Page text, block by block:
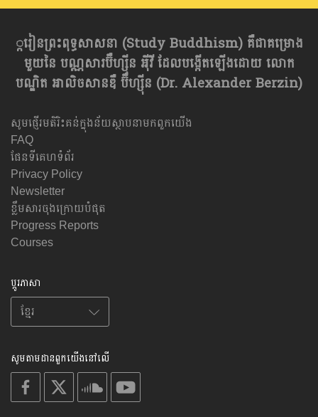
្ករៀនព្រះពុទ្ធសាសនា​ (Study Buddhism) គឺជាគម្រោង
មួយនៃ បណ្ណសារប៊ឺហ្សុីន អុីវី ដែលបង្កើតឡើងដោយ លោក
បណ្ឌិត អាលិចសានឌឺ ប៊ឺហ្សុីន (Dr. Alexander Berzin)
សូមផ្ញើរមតិរិះគន់ក្នុងន័យស្ថាបនាមកពួកយើង
FAQ
ផែនទីគេហទំព័រ
Privacy Policy
Newsletter
ខ្លឹមសារចុងក្រោយបំផុត
Progress Reports
Courses
ប្តូរភាសា
សូមតាមដានពួកយើងនៅលើ
on
facebook
on on
soundcloud
on